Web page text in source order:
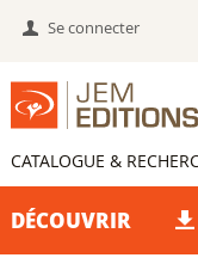
Se connecter
CATALOGUE &
DÉCOUVRIR